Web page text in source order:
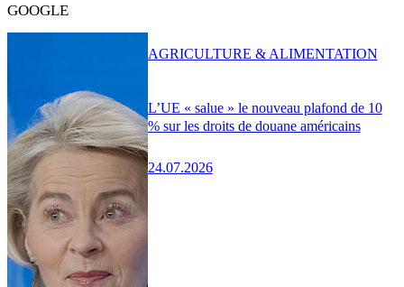
GOOGLE
L’UE « salue » le nouveau plafond de 10
% sur les droits de douane américains
24.07.2026
AGRICULTURE & ALIMENTATION